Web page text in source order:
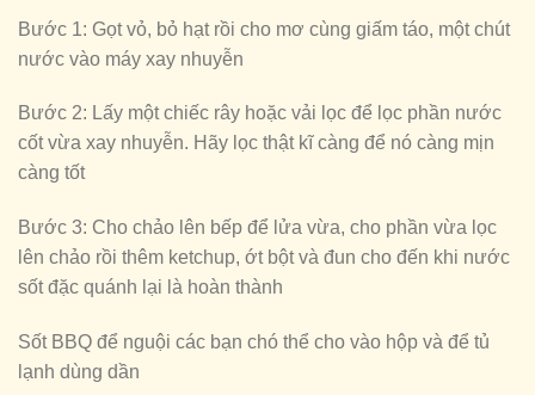
Bước 1: Gọt vỏ, bỏ hạt rồi cho mơ cùng giấm táo, một chút
nước vào máy xay nhuyễn
Bước 2: Lấy một chiếc rây hoặc vải lọc để lọc phần nước
cốt vừa xay nhuyễn. Hãy lọc thật kĩ càng để nó càng mịn
càng tốt
Bước 3: Cho chảo lên bếp để lửa vừa, cho phần vừa lọc
lên chảo rồi thêm ketchup, ớt bột và đun cho đến khi nước
sốt đặc quánh lại là hoàn thành
Sốt BBQ để nguội các bạn chó thể cho vào hộp và để tủ
lạnh dùng dần